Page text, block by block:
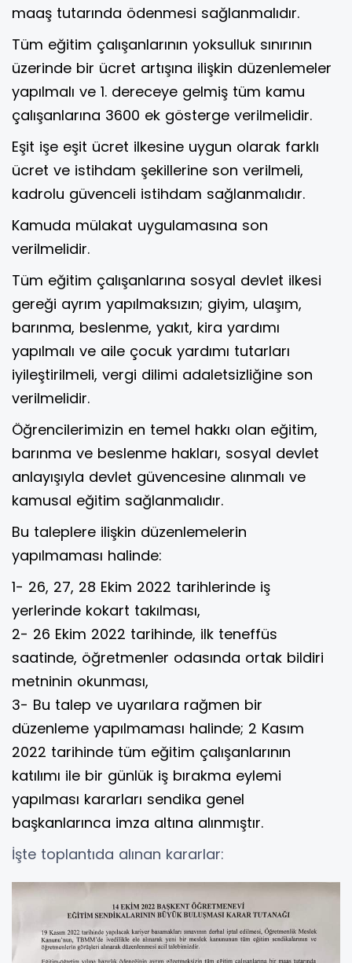
maaş tutarında ödenmesi sağlanmalıdır.
Tüm eğitim çalışanlarının yoksulluk sınırının
üzerinde bir ücret artışına ilişkin düzenlemeler
yapılmalı ve 1. dereceye gelmiş tüm kamu
çalışanlarına 3600 ek gösterge verilmelidir.
Eşit işe eşit ücret ilkesine uygun olarak farklı
ücret ve istihdam şekillerine son verilmeli,
kadrolu güvenceli istihdam sağlanmalıdır.
Kamuda mülakat uygulamasına son
verilmelidir.
Tüm eğitim çalışanlarına sosyal devlet ilkesi
gereği ayrım yapılmaksızın; giyim, ulaşım,
barınma, beslenme, yakıt, kira yardımı
yapılmalı ve aile çocuk yardımı tutarları
iyileştirilmeli, vergi dilimi adaletsizliğine son
verilmelidir.
Öğrencilerimizin en temel hakkı olan eğitim,
barınma ve beslenme hakları, sosyal devlet
anlayışıyla devlet güvencesine alınmalı ve
kamusal eğitim sağlanmalıdır.
Bu taleplere ilişkin düzenlemelerin
yapılmaması halinde:
1- 26, 27, 28 Ekim 2022 tarihlerinde iş
yerlerinde kokart takılması,
2- 26 Ekim 2022 tarihinde, ilk teneffüs
saatinde, öğretmenler odasında ortak bildiri
metninin okunması,
3- Bu talep ve uyarılara rağmen bir
düzenleme yapılmaması halinde; 2 Kasım
2022 tarihinde tüm eğitim çalışanlarının
katılımı ile bir günlük iş bırakma eylemi
yapılması kararları sendika genel
başkanlarınca imza altına alınmıştır.
İşte toplantıda alınan kararlar: